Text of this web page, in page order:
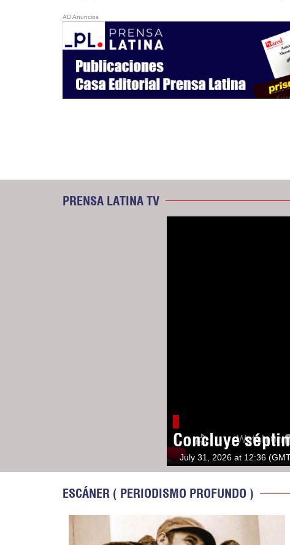
AD Anuncios
PRENSA LATINA TV
Concluye
July 31, 2026 at 12:36
ESCÁNER ( PERIODISMO PROFUNDO )